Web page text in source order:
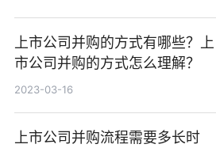
上市公司并购的方式有哪些？上
市公司并购的方式怎么理解？
2023-03-16
上市公司并购流程需要多长时